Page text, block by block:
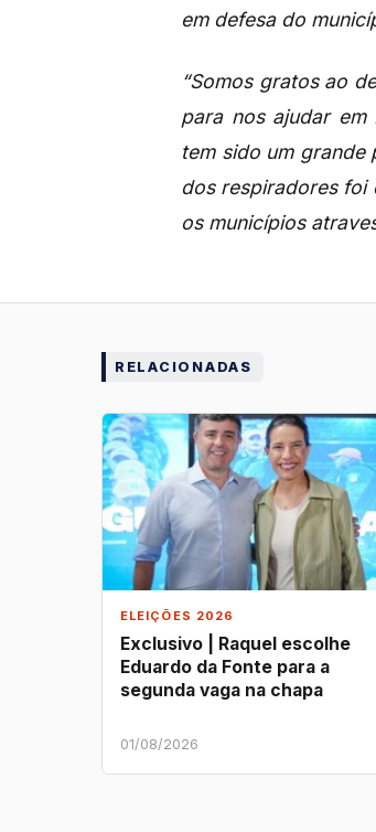
em defesa do
“Somos gratos ao
para nos ajudar em
tem sido um grande
dos respiradores foi
os municípios
RELACIONADAS
ELEIÇÕES 2026
Exclusivo | Raquel escolhe
Eduardo da Fonte para a
segunda vaga na chapa
01/08/2026